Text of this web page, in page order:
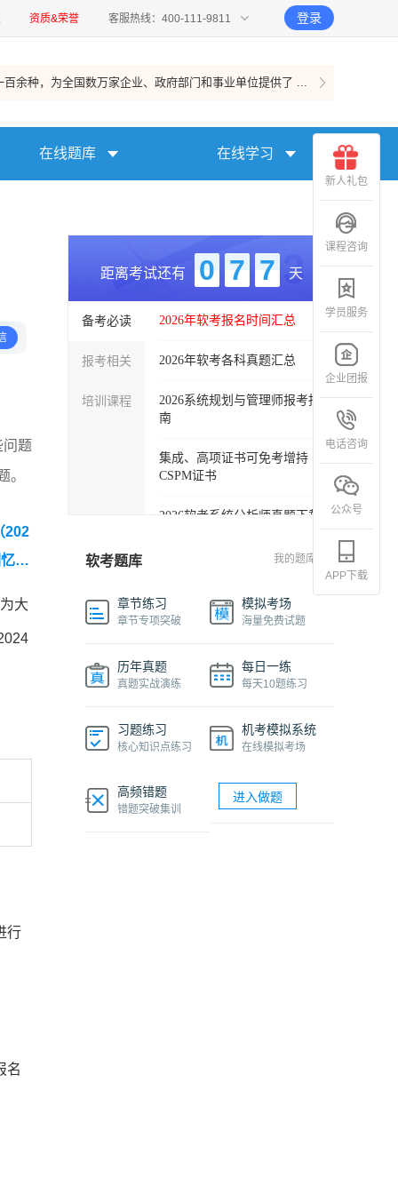
资质&荣誉 客服热线：400-111-9811 登录
百余种，为全国数万家企业、政府部门和事业单位提供了 ...
在线题库 在线学习
题
。
202
大
行
名
距离考试还有 0 7 7 天
备考必读
报考相关
培训课程
2026年软考报名时间汇总
2026年软考各科真题汇总
2026系统规划与管理师报考指
南
集成、高项证书可免考增持
CSPM证书
2026软考系统分析师真题下载
软考各科目自学必备学习包
2027年信息系统项目管理师精
品班
费课程
机考系统操作流程及画图讲解
软考网络工程师视频课程
软考题库 我的题库
章节练习
章节专项突破
模拟考场
海量免费试题
历年真题
真题实战演练
每日一练
每天10题练习
习题练习
核心知识点练习
机考模拟系统
在线模拟考场
高频错题
错题突破集训
进入做题
新人礼包
课程咨询
学员服务
企业团报
电话咨询
公众号
APP下载